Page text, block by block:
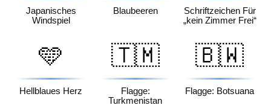
Japanisches
Windspiel
Blaubeeren
Schriftzeichen Für
„kein Zimmer Frei“
🩵
Hellblaues Herz
🇹🇲
Flagge:
Turkmenistan
🇧🇼
Flagge: Botsuana